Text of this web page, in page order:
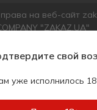
на веб-сайт
"ZAKAZ.UA"
свой
уже исполнилось 18